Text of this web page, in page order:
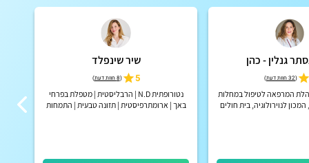
גנלין - כהן
(32 חוות דעת )
המרפאה לטיפול במחלות
המכון לנוירולוגיה, בית חולים
שיר שינפלד
5
(8 חוות דעת )
נטורופתית N.D | הרבליסטית | מטפלת בפרחי
באך | ארומתרפיסטית | תזונה טבעית | התמחות